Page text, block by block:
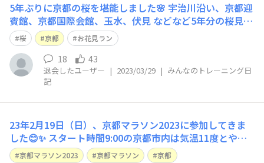
5年ぶりに京都の桜を堪能しました🌸 宇治川沿い、京都迎
賓館、京都国際会館、玉水、伏見 などなど5年分の桜見た
かも😆 今朝は母校の高校の校門前に見事な桜並木がある
から、ライブラン聴きながら30分お花見ラン。 写真は京
都御所隣の要人接遇時に使用される、京都迎賓館内のしだ
れ桜。1月に迎賓館見学した際に
桜 京都 お花見ラン
18 43
退会したユーザー | 2023/03/29 | みんなのトレーニング日
記
23年2月19日（日）、京都マラソン2023に参加してきま
した😊✨ スタート時間9:00の京都市内は気温11度とやや
高めだったものの、終始小雨が降り続き、体が終始冷えた
京都マラソン2023 京都マラソン 京都